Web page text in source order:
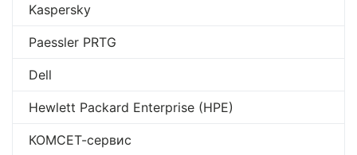
Kaspersky
Paessler PRTG
Dell
Hewlett Packard Enterprise (HPE)
КОМСЕТ-сервис